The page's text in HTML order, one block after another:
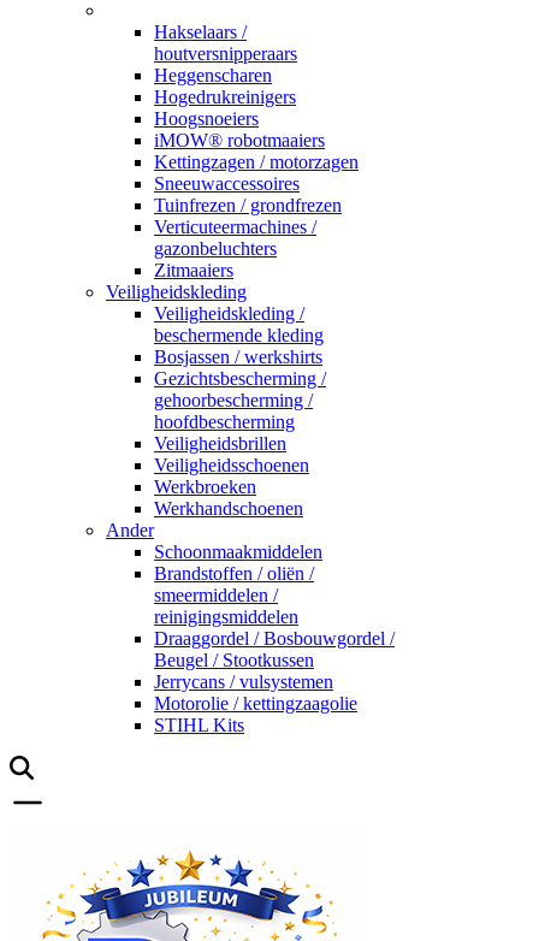
Hakselaars /
houtversnipperaars
Heggenscharen
Hogedrukreinigers
Hoogsnoeiers
iMOW® robotmaaiers
Kettingzagen / motorzagen
Sneeuwaccessoires
Tuinfrezen / grondfrezen
Verticuteermachines /
gazonbeluchters
Zitmaaiers
Veiligheidskleding
Veiligheidskleding /
beschermende kleding
Bosjassen / werkshirts
Gezichtsbescherming /
gehoorbescherming /
hoofdbescherming
Veiligheidsbrillen
Veiligheidsschoenen
Werkbroeken
Werkhandschoenen
Ander
Schoonmaakmiddelen
Brandstoffen / oliën /
smeermiddelen /
reinigingsmiddelen
Draaggordel / Bosbouwgordel /
Beugel / Stootkussen
Jerrycans / vulsystemen
Motorolie / kettingzaagolie
STIHL Kits